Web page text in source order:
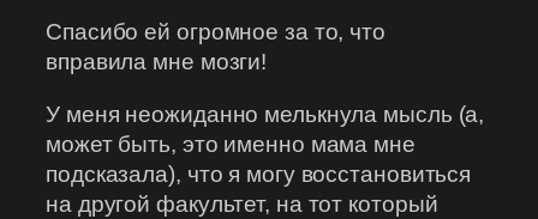
Спасибо ей огромное за то, что
вправила мне мозги!
У меня неожиданно мелькнула мысль (а,
может быть, это именно мама мне
подсказала), что я могу восстановиться
на другой факультет, на тот который